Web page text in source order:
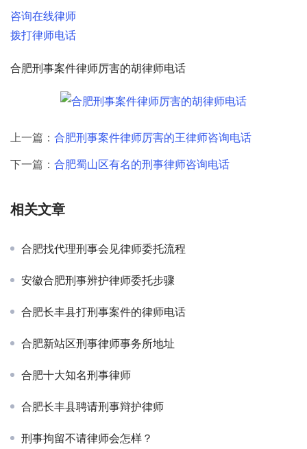
咨询在线律师
拨打律师电话
合肥刑事案件律师厉害的胡律师电话
上一篇： 合肥刑事案件律师厉害的王律师咨询电话
下一篇： 合肥蜀山区有名的刑事律师咨询电话
相关文章
合肥找代理刑事会见律师委托流程
安徽合肥刑事辨护律师委托步骤
合肥长丰县打刑事案件的律师电话
合肥新站区刑事律师事务所地址
合肥十大知名刑事律师
合肥长丰县聘请刑事辩护律师
刑事拘留不请律师会怎样？